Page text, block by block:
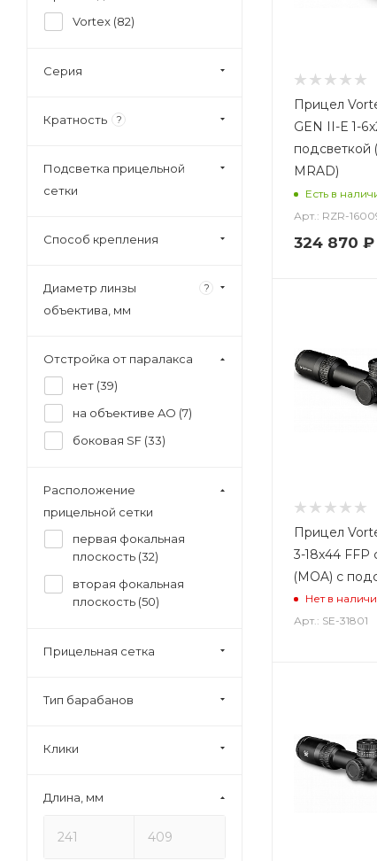
Прицел
GEN II-E 1-
подсветкой
MRAD)
Есть в
Арт.: RZR-
324 870 ₽
Прицел
3-18x44 FFP
(MOA) с
Нет в
Арт.: SE-31801
Vortex (82)
Серия
Кратность ?
Подсветка прицельной
сетки
Способ крепления
Диаметр линзы
объектива, мм
?
Отстройка от паралакса
нет (39)
на объективе AO (7)
боковая SF (33)
Расположение
прицельной сетки
первая фокальная
плоскость (32)
вторая фокальная
плоскость (50)
Прицельная сетка
Тип барабанов
Клики
Длина, мм